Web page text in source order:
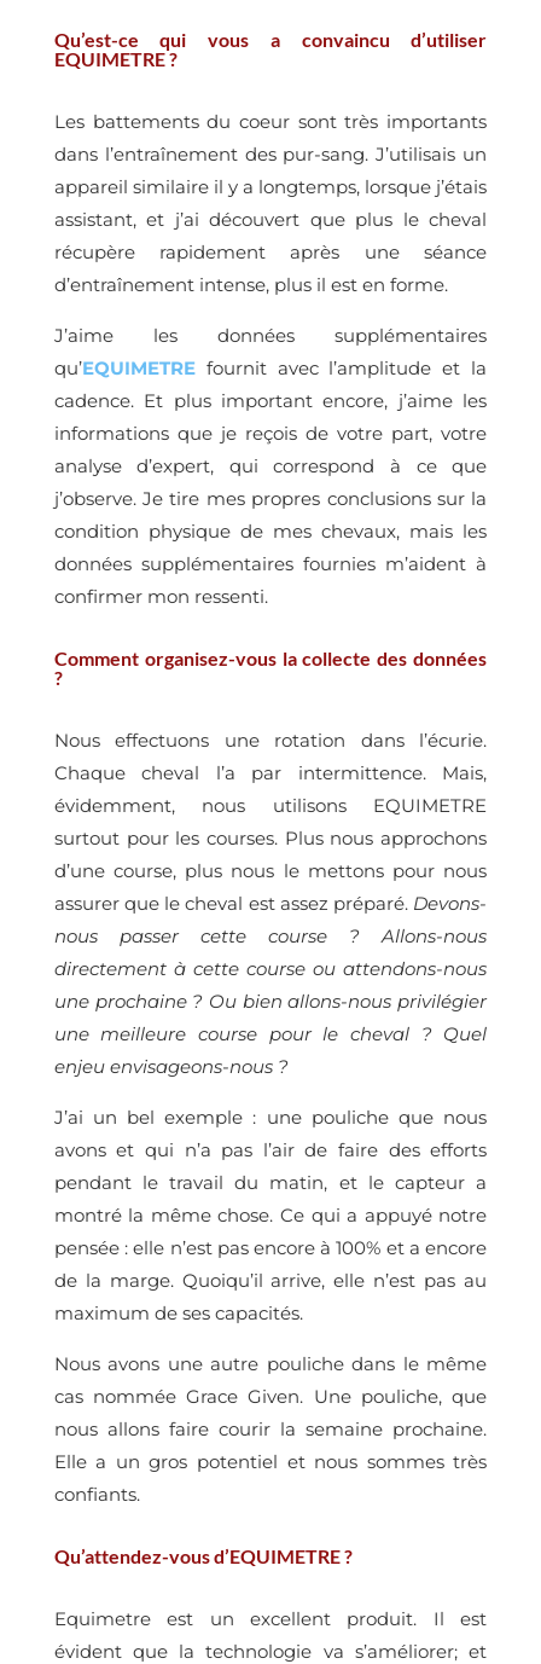
Qu’est-ce qui vous a convaincu d’utiliser
EQUIMETRE ?
Les battements du coeur sont très importants
dans l’entraînement des pur-sang. J’utilisais un
appareil similaire il y a longtemps, lorsque j’étais
assistant, et j’ai découvert que plus le cheval
récupère rapidement après une séance
d’entraînement intense, plus il est en forme.
J’aime les données supplémentaires
qu’EQUIMETREfournit avec l’amplitude et la
cadence. Et plus important encore, j’aime les
informations que je reçois de votre part, votre
analyse d’expert, qui correspond à ce que
j’observe. Je tire mes propres conclusions sur la
condition physique de mes chevaux, mais les
données supplémentaires fournies m’aident à
confirmer mon ressenti.
Comment organisez-vous la collecte des données
?
Nous effectuons une rotation dans l’écurie.
Chaque cheval l’a par intermittence. Mais,
évidemment, nous utilisons EQUIMETRE
surtout pour les courses. Plus nous approchons
d’une course, plus nous le mettons pour nous
assurer que le cheval est assez préparé. Devons-
nous passer cette course ? Allons-nous
directement à cette course ou attendons-nous
une prochaine ? Ou bien allons-nous privilégier
une meilleure course pour le cheval ? Quel
enjeu envisageons-nous ?
J’ai un bel exemple : une pouliche que nous
avons et qui n’a pas l’air de faire des efforts
pendant le travail du matin, et le capteur a
montré la même chose. Ce qui a appuyé notre
pensée : elle n’est pas encore à 100% et a encore
de la marge. Quoiqu’il arrive, elle n’est pas au
maximum de ses capacités.
Nous avons une autre pouliche dans le même
cas nommée Grace Given. Une pouliche, que
nous allons faire courir la semaine prochaine.
Elle a un gros potentiel et nous sommes très
confiants.
Qu’attendez-vous d’EQUIMETRE ?
Equimetre est un excellent produit. Il est
évident que la technologie va s’améliorer; et